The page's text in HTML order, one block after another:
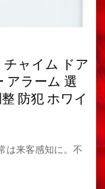
チャイム ドア
アラーム 選
防犯 ホワイ
は来客感知に。不